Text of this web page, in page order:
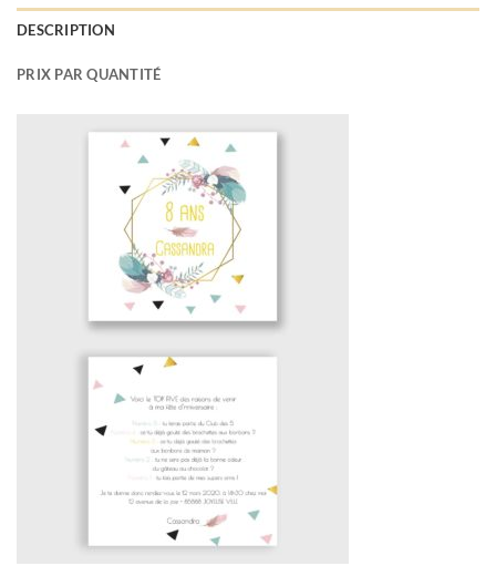
DESCRIPTION
PRIX PAR QUANTITÉ